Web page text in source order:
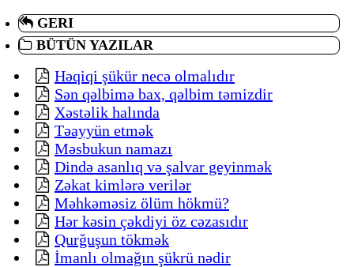
GERI
BÜTÜN YAZILAR
Həqiqi şükür necə olmalıdır
Sən qəlbimə bax, qəlbim təmizdir
Xəstəlik halında
Təayyün etmək
Məsbukun namazı
Dində asanlıq və şalvar geyinmək
Zəkat kimlərə verilər
Məhkəməsiz ölüm hökmü?
Hər kəsin çəkdiyi öz cəzasıdır
Qurğuşun tökmək
İmanlı olmağın şükrü nədir